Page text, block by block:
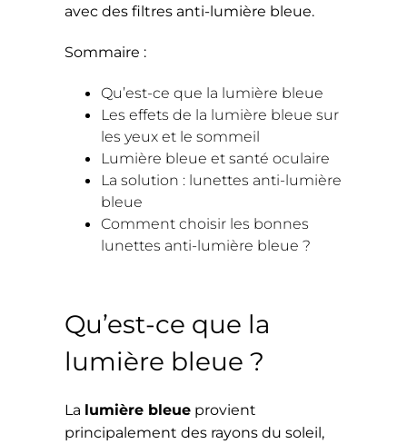
avec des filtres anti-lumière bleue.
Sommaire :
Qu’est-ce que la lumière bleue
Les effets de la lumière bleue sur
les yeux et le sommeil
Lumière bleue et santé oculaire
La solution : lunettes anti-lumière
bleue
Comment choisir les bonnes
lunettes anti-lumière bleue ?
Qu’est-ce que la
lumière bleue ?
La lumière bleue provient
principalement des rayons du soleil,